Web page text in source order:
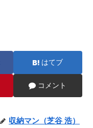
はてブ
コメント
収納マン（芝谷 浩）